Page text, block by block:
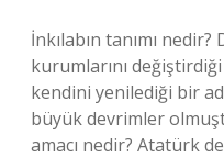
İnkılabın tanımı
kurumlarını
kendini yenilediği bir
büyük devrimler
amacı nedir? Atatürk